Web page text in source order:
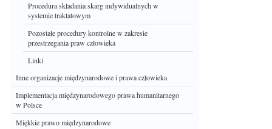
Procedura składania skarg indywidualnych w
systemie traktatowym
Pozostałe procedury kontrolne w zakresie
przestrzegania praw człowieka
Linki
Inne organizacje międzynarodowe i prawa człowieka
Implementacja międzynarodowego prawa humanitarnego
w Polsce
Miękkie prawo międzynarodowe